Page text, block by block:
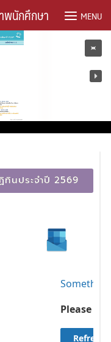
พนักศึกษา MENU